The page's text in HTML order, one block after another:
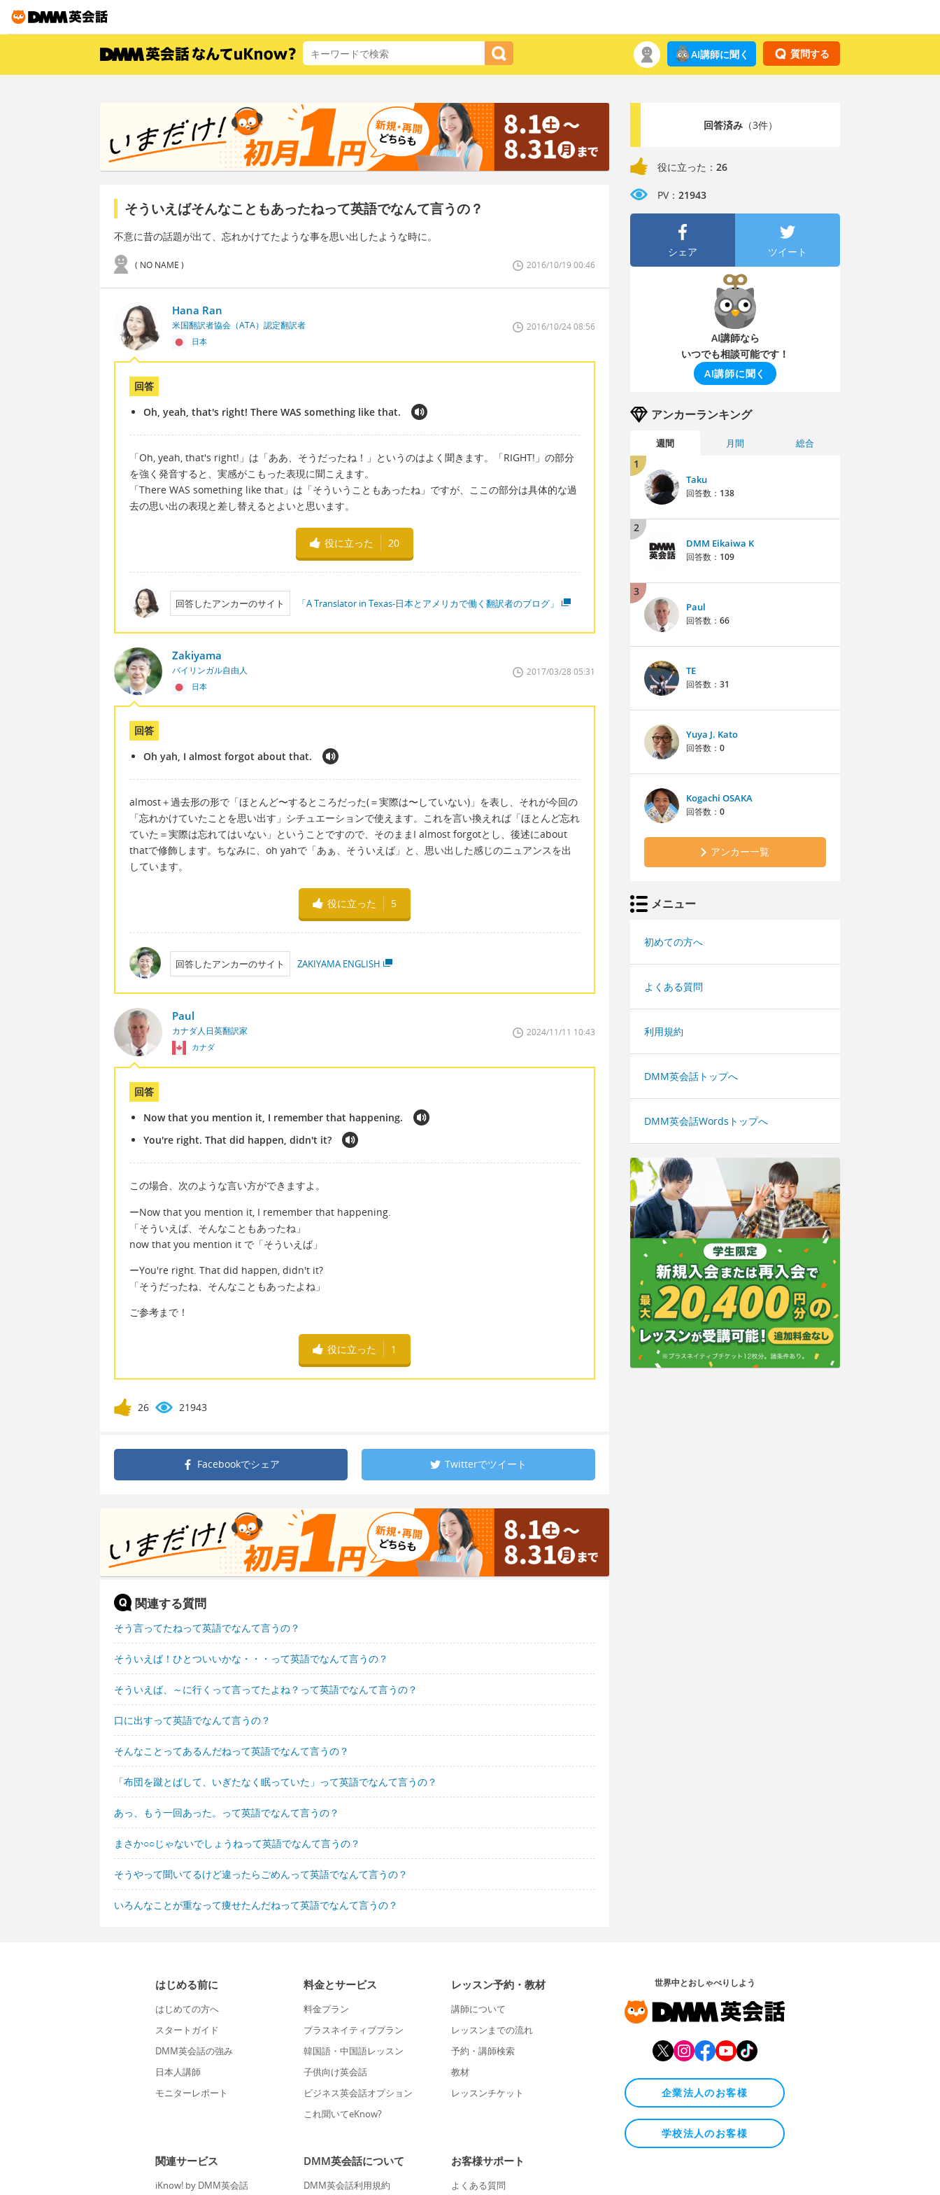
質問する
AI講師に聞く
そういえばそんなこともあったねって英語でなんて言うの？
不意に昔の話題が出て、忘れかけてたような事を思い出したような時に。
( NO NAME ) 2016/10/19 00:46
Hana Ran
米国翻訳者協会（ATA）認定翻訳者
日本
2016/10/24 08:56
回答
Oh, yeah, that's right! There WAS something like that.
「Oh, yeah, that's right!」は「ああ、そうだったね！」というのはよく聞きます。「RIGHT!」の部分
を強く発音すると、実感がこもった表現に聞こえます。
「There WAS something like that」は「そういうこともあったね」ですが、ここの部分は具体的な過
去の思い出の表現と差し替えるとよいと思います。
役に立った 20
回答したアンカーのサイト 「A Translator in Texas-日本とアメリカで働く翻訳者のブログ」
Zakiyama
バイリンガル自由人
日本
2017/03/28 05:31
回答
Oh yah, I almost forgot about that.
almost＋過去形の形で「ほとんど〜するところだった(＝実際は〜していない)」を表し、それが今回の
「忘れかけていたことを思い出す」シチュエーションで使えます。これを言い換えれば「ほとんど忘れ
ていた＝実際は忘れてはいない」ということですので、そのままI almost forgotとし、後述にabout
thatで修飾します。ちなみに、oh yahで「あぁ、そういえば」と、思い出した感じのニュアンスを出
しています。
役に立った 5
回答したアンカーのサイト ZAKIYAMA ENGLISH
Paul
カナダ人日英翻訳家
カナダ
2024/11/11 10:43
回答
Now that you mention it, I remember that happening.
You're right. That did happen, didn't it?
この場合、次のような言い方ができますよ。
ーNow that you mention it, I remember that happening.
「そういえば、そんなこともあったね」
now that you mention it で「そういえば」
ーYou're right. That did happen, didn't it?
「そうだったね、そんなこともあったよね」
ご参考まで！
役に立った 1
26 21943
Facebookでシェア Twitterでツイート
関連する質問
そう言ってたねって英語でなんて言うの？
そういえば！ひとついいかな・・・って英語でなんて言うの？
そういえば、～に行くって言ってたよね？って英語でなんて言うの？
口に出すって英語でなんて言うの？
そんなことってあるんだねって英語でなんて言うの？
「布団を蹴とばして、いぎたなく眠っていた」って英語でなんて言うの？
あっ、もう一回あった。って英語でなんて言うの？
まさか○○じゃないでしょうねって英語でなんて言うの？
そうやって聞いてるけど違ったらごめんって英語でなんて言うの？
いろんなことが重なって痩せたんだねって英語でなんて言うの？
回答済み（3件）
役に立った： 26
PV： 21943
シェア ツイート
AI講師なら
いつでも相談可能です！
AI講師に聞く
アンカーランキング
週間 月間 総合
1
Taku
回答数： 138
2
DMM Eikaiwa K
回答数： 109
3
Paul
回答数： 66
TE
回答数： 31
Yuya J. Kato
回答数： 0
Kogachi OSAKA
回答数： 0
アンカー一覧
メニュー
初めての方へ
よくある質問
利用規約
DMM英会話トップへ
DMM英会話Wordsトップへ
はじめる前に
はじめての方へ
スタートガイド
DMM英会話の強み
日本人講師
モニターレポート
料金とサービス
料金プラン
プラスネイティブプラン
韓国語・中国語レッスン
子供向け英会話
ビジネス英会話オプション
これ聞いてeKnow?
レッスン予約・教材
講師について
レッスンまでの流れ
予約・講師検索
教材
レッスンチケット
関連サービス
iKnow! by DMM英会話
DMM英会話について
DMM英会話利用規約
お客様サポート
よくある質問
世界中とおしゃべりしよう
企業法人のお客様
学校法人のお客様